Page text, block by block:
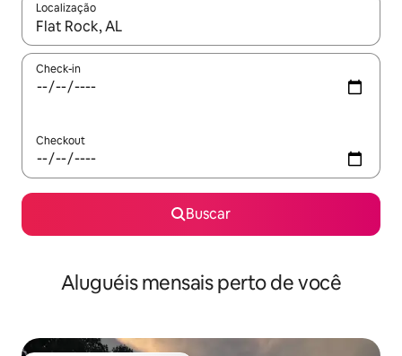
Localização
Quando os resultados estiverem disponíveis, explore-os
Check-in
Checkout
Buscar
Aluguéis mensais perto de você